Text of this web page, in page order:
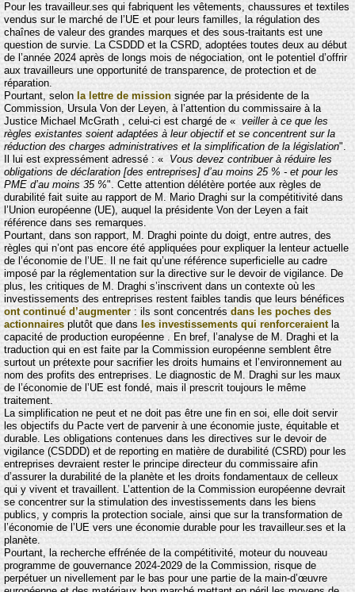
Pour les travailleur.ses qui fabriquent les vêtements, chaussures et textiles
vendus sur le marché de l’UE et pour leurs familles, la régulation des
chaînes de valeur des grandes marques et des sous-traitants est une
question de survie. La CSDDD et la CSRD, adoptées toutes deux au début
de l’année 2024 après de longs mois de négociation, ont le potentiel d’offrir
aux travailleurs une opportunité de transparence, de protection et de
réparation.
Pourtant, selon la lettre de mission signée par la présidente de la
Commission, Ursula Von der Leyen, à l’attention du commissaire à la
Justice Michael McGrath , celui-ci est chargé de « veiller à ce que les
règles existantes soient adaptées à leur objectif et se concentrent sur la
réduction des charges administratives et la simplification de la législation".
Il lui est expressément adressé : « Vous devez contribuer à réduire les
obligations de déclaration [des entreprises] d’au moins 25 % - et pour les
PME d’au moins 35 %". Cette attention délétère portée aux règles de
durabilité fait suite au rapport de M. Mario Draghi sur la compétitivité dans
l’Union européenne (UE), auquel la présidente Von der Leyen a fait
référence dans ses remarques.
Pourtant, dans son rapport, M. Draghi pointe du doigt, entre autres, des
règles qui n’ont pas encore été appliquées pour expliquer la lenteur actuelle
de l’économie de l’UE. Il ne fait qu’une référence superficielle au cadre
imposé par la réglementation sur la directive sur le devoir de vigilance. De
plus, les critiques de M. Draghi s’inscrivent dans un contexte où les
investissements des entreprises restent faibles tandis que leurs bénéfices
ont continué d’augmenter : ils sont concentrés dans les poches des
actionnaires plutôt que dans les investissements qui renforceraientla
capacité de production européenne . En bref, l’analyse de M. Draghi et la
traduction qui en est faite par la Commission européenne semblent être
surtout un prétexte pour sacrifier les droits humains et l’environnement au
nom des profits des entreprises. Le diagnostic de M. Draghi sur les maux
de l’économie de l’UE est fondé, mais il prescrit toujours le même
traitement.
La simplification ne peut et ne doit pas être une fin en soi, elle doit servir
les objectifs du Pacte vert de parvenir à une économie juste, équitable et
durable. Les obligations contenues dans les directives sur le devoir de
vigilance (CSDDD) et de reporting en matière de durabilité (CSRD) pour les
entreprises devraient rester le principe directeur du commissaire afin
d’assurer la durabilité de la planète et les droits fondamentaux de celleux
qui y vivent et travaillent. L’attention de la Commission européenne devrait
se concentrer sur la stimulation des investissements dans les biens
publics, y compris la protection sociale, ainsi que sur la transformation de
l’économie de l’UE vers une économie durable pour les travailleur.ses et la
planète.
Pourtant, la recherche effrénée de la compétitivité, moteur du nouveau
programme de gouvernance 2024-2029 de la Commission, risque de
perpétuer un nivellement par le bas pour une partie de la main-d’œuvre